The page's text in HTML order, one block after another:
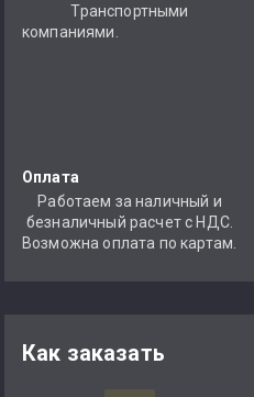
Транспортными
компаниями.
Оплата
Работаем за наличный и
безналичный расчет с НДС.
Возможна оплата по картам.
Как заказать